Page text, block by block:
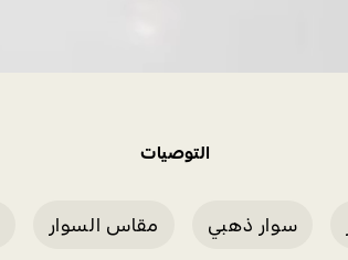
التوصيات
سوار ذهبي مقاس السوار